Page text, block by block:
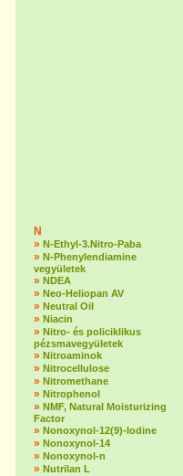
N
» N-Ethyl-3.Nitro-Paba
» N-Phenylendiamine
vegyületek
» NDEA
» Neo-Heliopan AV
» Neutral Oil
» Niacin
» Nitro- és policiklikus
pézsmavegyületek
» Nitroaminok
» Nitrocellulose
» Nitromethane
» Nitrophenol
» NMF, Natural Moisturizing
Factor
» Nonoxynol-12(9)-lodine
» Nonoxynol-14
» Nonoxynol-n
» Nutrilan L